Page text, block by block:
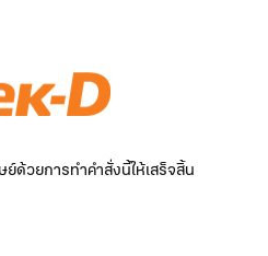
ด้วยการทำคำสั่งนี้ให้เสร็จสิ้น